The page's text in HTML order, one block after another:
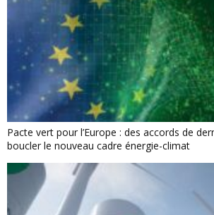
Pacte vert pour l’Europe : des accords de
boucler le nouveau cadre énergie-climat